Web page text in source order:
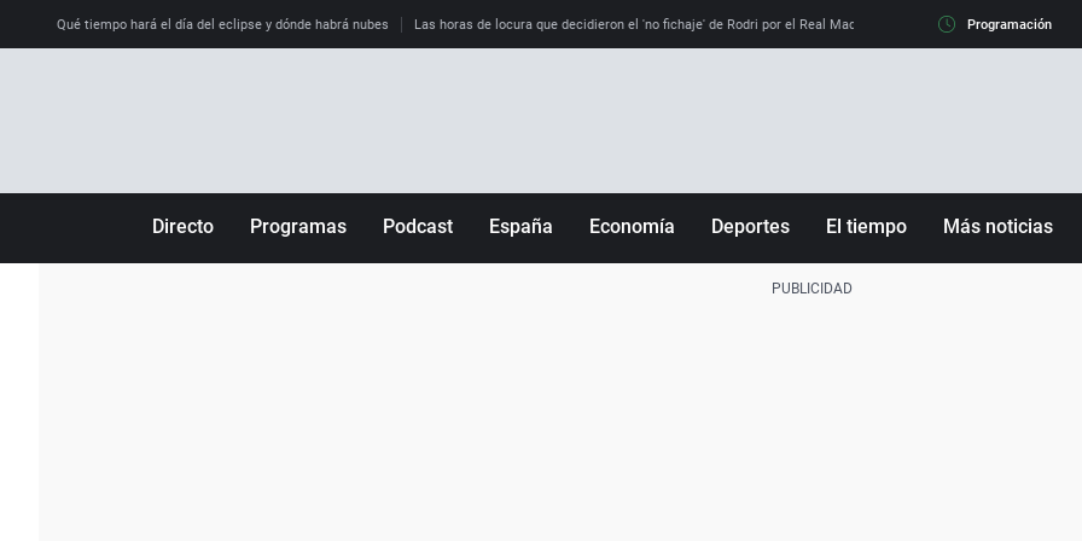
Qué tiempo hará el día del eclipse y dónde habrá nubes Las horas de locura que decidieron el 'no fichaje' de Rodri por el Real Madrid y su 'sí' al Barça La llamada
Programación
Directo Programas Podcast España Economía Deportes El tiempo Más noticias